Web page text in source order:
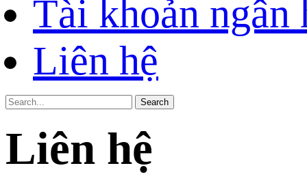
Tài khoản ngân
Liên hệ
Search
Liên hệ